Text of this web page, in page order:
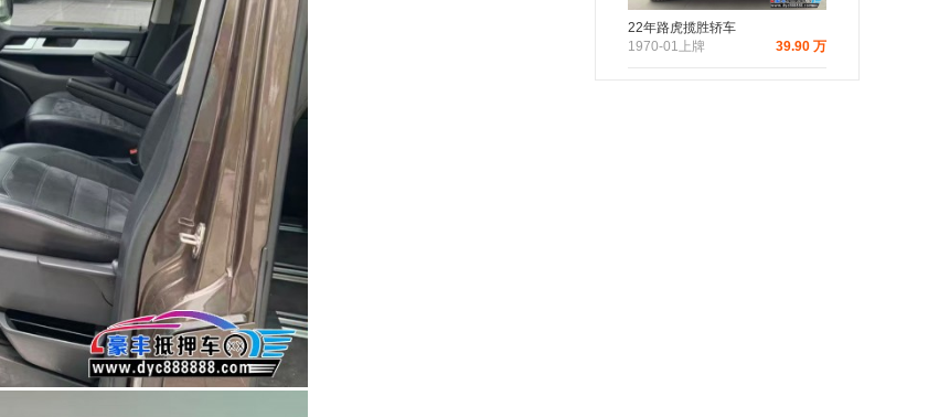
22年路虎揽胜轿车
1970-01上牌
39.90 万